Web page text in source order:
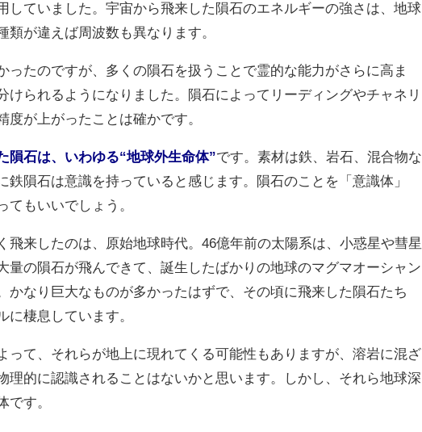
していました。宇宙から飛来した隕石のエネルギーの強さは、地球
類が違えば周波数も異なります。
ったのですが、多くの隕石を扱うことで霊的な能力がさらに高ま
けられるようになりました。隕石によってリーディングやチャネリ
度が上がったことは確かです。
隕石は、いわゆる“地球外生命体”です。素材は鉄、岩石、混合物な
鉄隕石は意識を持っていると感じます。隕石のことを「意識体」
てもいいでしょう。
来したのは、原始地球時代。46億年前の太陽系は、小惑星や彗星
量の隕石が飛んできて、誕生したばかりの地球のマグマオーシャン
かなり巨大なものが多かったはずで、その頃に飛来した隕石たち
に棲息しています。
って、それらが地上に現れてくる可能性もありますが、溶岩に混ざ
理的に認識されることはないかと思います。しかし、それら地球深
です。